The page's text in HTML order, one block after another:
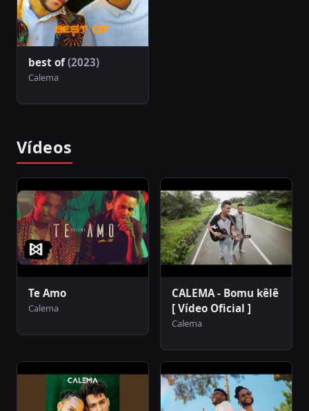
best of(2023)
Calema
Vídeos
Te Amo
Calema
CALEMA - Bomu kêlê
[ Vídeo Oficial ]
Calema